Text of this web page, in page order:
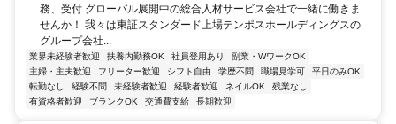
務、受付 グローバル展開中の総合人材サービス会社で一緒に働きま
せんか！ 我々は東証スタンダード上場テンポスホールディングスの
グループ会社...
業界未経験者歓迎 扶養内勤務OK 社員登用あり
副業・WワークOK
主婦・主夫歓迎
フリーター歓迎 シフト自由 学歴不問 職場見学可
平日のみOK
転勤なし
経験不問 未経験者歓迎 経験者歓迎 ネイルOK
残業なし
有資格者歓迎
ブランクOK 交通費支給 長期歓迎